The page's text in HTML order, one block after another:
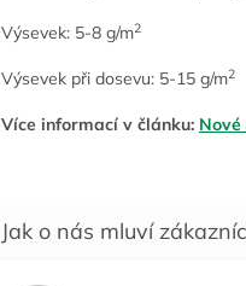
Výsevek: 5-8 g/m2
Výsevek při dosevu: 5-15 g/m2
Více informací v článku: